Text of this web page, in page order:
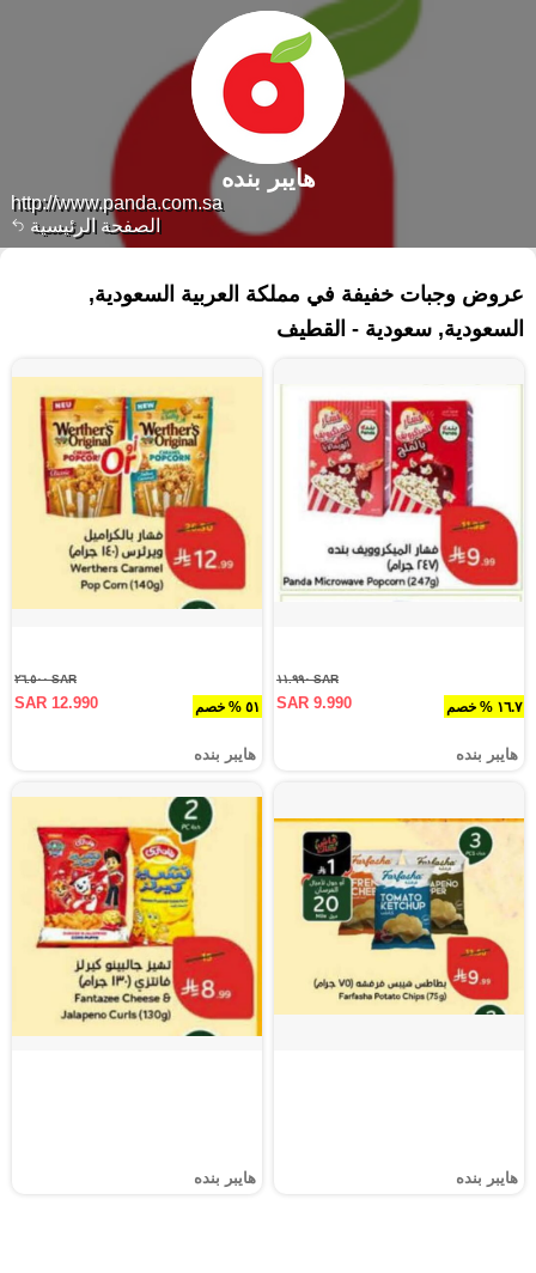
الصفحة الرئيسية
http://www.panda.com.sa
هايبر بنده
عروض وجبات خفيفة في مملكة العربية السعودية,
السعودية, سعودية - القطيف‎
١٦.٧ % خصم
SAR ١١.٩٩٠
SAR 9.990
هايبر بنده
٥١ % خصم
SAR ٢٦.٥٠٠
SAR 12.990
هايبر بنده
هايبر بنده هايبر بنده